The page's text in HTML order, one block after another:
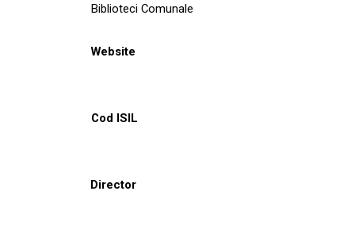
NOUTĂȚI
Biblioteci Comunale
Website
Cod ISIL
Director